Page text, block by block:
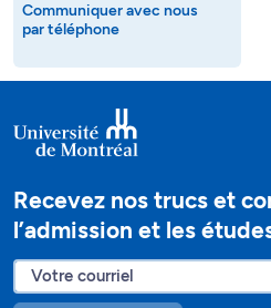
Communiquer avec nous
par téléphone
Recevez nos trucs et
l’admission et les